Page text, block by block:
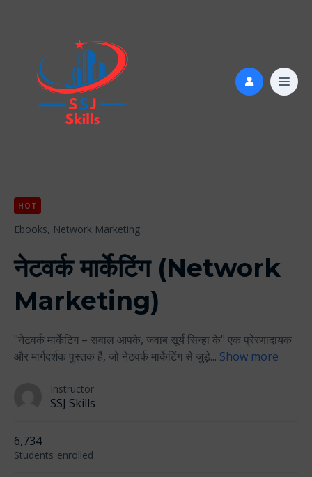
Ebooks, Network Marketing
HOT
नेटवर्क मार्केटिंग (Network
Marketing)
"नेटवर्क मार्केटिंग – सवाल आपके, जवाब सूर्य सिन्हा के" एक प्रेरणादायक
और मार्गदर्शक पुस्तक है, जो नेटवर्क मार्केटिंग से जुड़े... Show more
Instructor
SSJ Skills
6,734
Students enrolled